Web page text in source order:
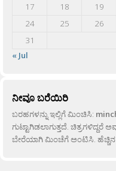
17
18 19
24
25 26
31
« Jul
ನೀವೂ ಬರೆಯಿರಿ
ಬರಹಗಳನ್ನು ಇಲ್ಲಿಗೆ ಮಿಂಚಿಸಿ:
ಗುಟ್ಟಾಗಿಡಲಾಗುತ್ತದೆ.
ಬೇರೆಯಾಗಿ ಮಿಂಚೆಗೆ ಅಂಟಿಸಿ.